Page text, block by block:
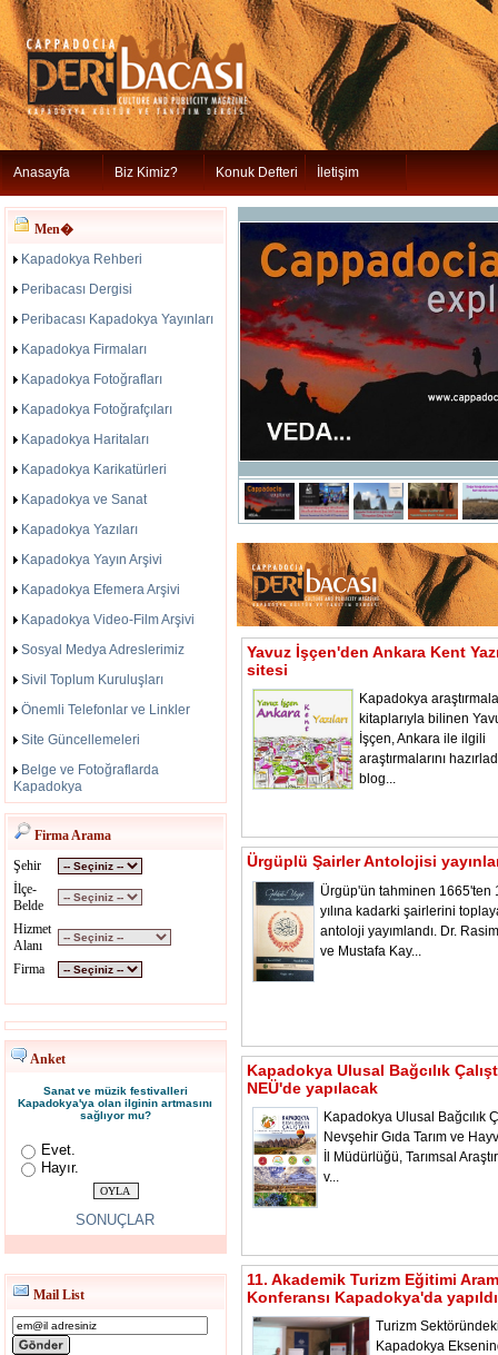
Anasayfa Biz Kimiz? Konuk Defteri İletişim
Men�
Kapadokya Rehberi
Peribacası Dergisi
Peribacası Kapadokya Yayınları
Kapadokya Firmaları
Kapadokya Fotoğrafları
Kapadokya Fotoğrafçıları
Kapadokya Haritaları
Kapadokya Karikatürleri
Kapadokya ve Sanat
Kapadokya Yazıları
Kapadokya Yayın Arşivi
Kapadokya Efemera Arşivi
Kapadokya Video-Film Arşivi
Sosyal Medya Adreslerimiz
Sivil Toplum Kuruluşları
Önemli Telefonlar ve Linkler
Site Güncellemeleri
Belge ve Fotoğraflarda
Kapadokya
Firma Arama
Şehir
İlçe-
Belde
Hizmet
Alanı
Firma
Anket
Sanat ve müzik festivalleri
Kapadokya'ya olan ilginin artmasını
sağlıyor mu?
Evet.
Hayır.
SONUÇLAR
Mail List
Yavuz İşçen'den Ankara Kent
sitesi
Kapadokya
kitaplarıyla bilinen
İşçen, Ankara ile ilgili
araştırmalarını
blog...
Ürgüplü Şairler Antolojisi
Ürgüp'ün tahminen 1665'ten
yılına kadarki şairlerini
antoloji yayımlandı. Dr.
ve Mustafa Kay...
Kapadokya Ulusal Bağcılık
NEÜ'de yapılacak
Kapadokya Ulusal Bağcılık
Nevşehir Gıda Tarım ve
İl Müdürlüğü, Tarımsal
v...
11. Akademik Turizm Eğitimi
Konferansı Kapadokya'da yapıldı
Turizm
Kapadokya